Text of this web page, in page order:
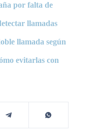
por falta de
llamadas
llamada según
evitarlas con